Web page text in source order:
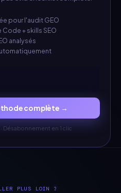
pour l'audit GEO
+ skills SEO
analysés
complète →
Désabonnement en 1 clic
PLUS LOIN ?